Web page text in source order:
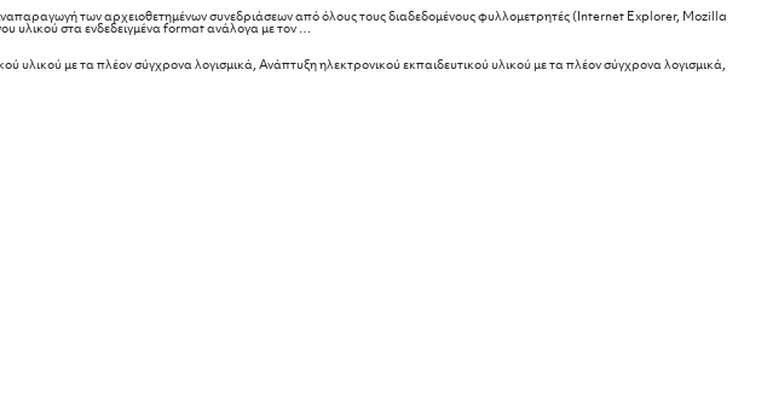
των αρχειοθετημένων συνεδριάσεων από όλους τους διαδεδομένους φυλλομετρητές (Internet Explorer, Mozilla
υλικού στα ενδεδειγμένα format ανάλογα με τον …
με τα πλέον σύγχρονα λογισμικά, Ανάπτυξη ηλεκτρονικού εκπαιδευτικού υλικού με τα πλέον σύγχρονα λογισμικά,